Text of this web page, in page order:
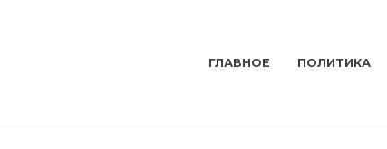
ГЛАВНОЕ ПОЛИТИКА